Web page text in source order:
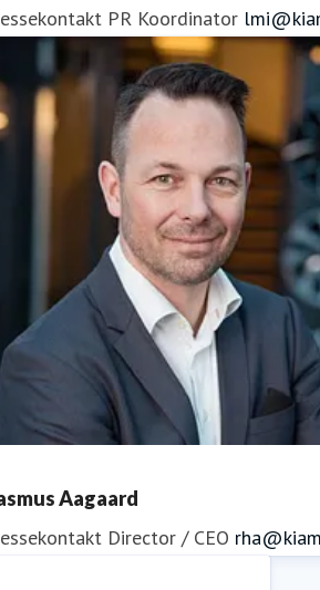
PR Koordinator
Aagaard
Director / CEO